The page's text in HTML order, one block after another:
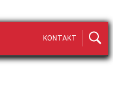
KONTAKT